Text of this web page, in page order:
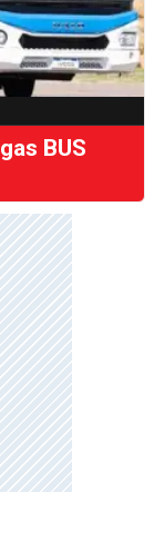
BUS